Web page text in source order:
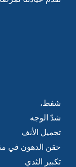
شفط،
شدّ الوجه
تجميل الأنف
حقن الدهون في
تكبير الثدي